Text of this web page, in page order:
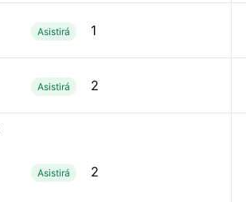
Asistirá 1
Asistirá 2
Asistirá 2